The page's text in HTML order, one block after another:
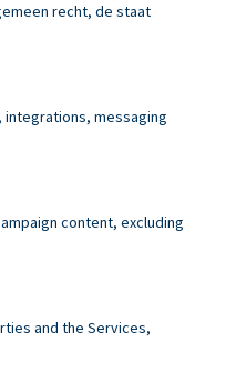
recht, de staat
integrations, messaging
content, excluding
and the Services,